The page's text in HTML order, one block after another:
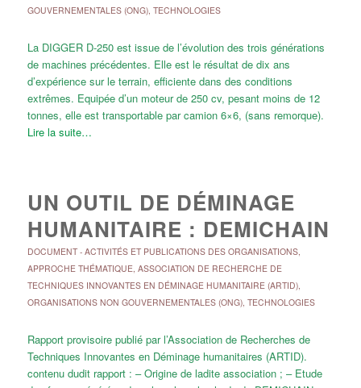
GOUVERNEMENTALES (ONG), TECHNOLOGIES
La DIGGER D-250 est issue de l’évolution des trois générations
de machines précédentes. Elle est le résultat de dix ans
d’expérience sur le terrain, efficiente dans des conditions
extrêmes. Equipée d’un moteur de 250 cv, pesant moins de 12
tonnes, elle est transportable par camion 6×6, (sans remorque).
Lire la suite…
UN OUTIL DE DÉMINAGE
HUMANITAIRE : DEMICHAIN
DOCUMENT- ACTIVITÉS ET PUBLICATIONS DES ORGANISATIONS,
APPROCHE THÉMATIQUE, ASSOCIATION DE RECHERCHE DE
TECHNIQUES INNOVANTES EN DÉMINAGE HUMANITAIRE (ARTID),
ORGANISATIONS NON GOUVERNEMENTALES (ONG), TECHNOLOGIES
Rapport provisoire publié par l’Association de Recherches de
Techniques Innovantes en Déminage humanitaires (ARTID).
contenu dudit rapport : – Origine de ladite association ; – Etude